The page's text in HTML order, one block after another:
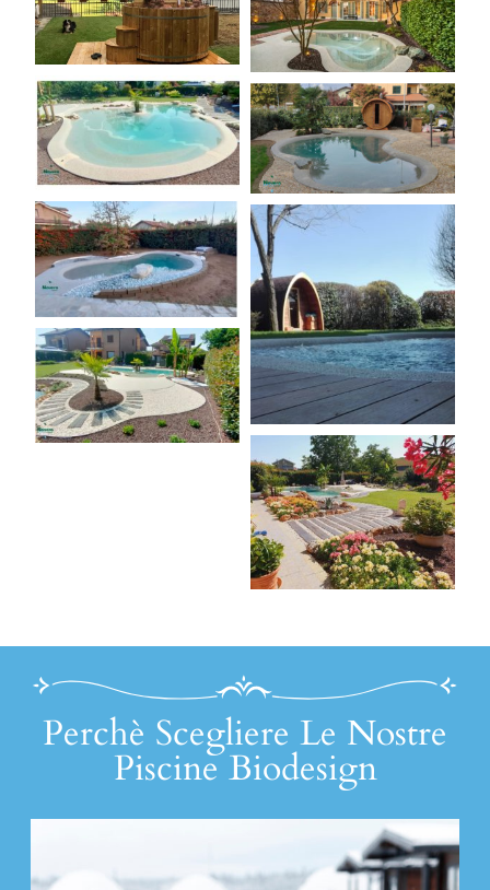
Perchè Scegliere Le Nostre
Piscine Biodesign